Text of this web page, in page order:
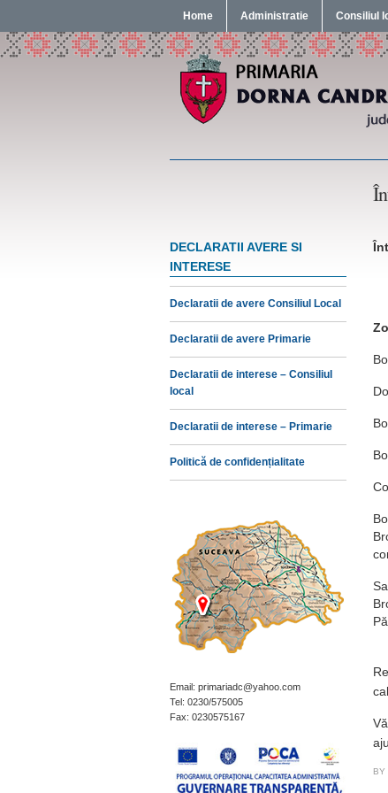
Home Administratie Consiliul
DECLARATII AVERE SI
INTERESE
Declaratii de avere Consiliul Local
Declaratii de avere Primarie
Declaratii de interese – Consiliul
local
Declaratii de interese – Primarie
Politică de confidențialitate
Email: primariadc@yahoo.com
Tel: 0230/575005
Fax: 0230575167
BY